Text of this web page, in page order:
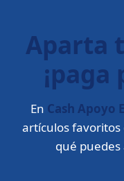
Aparta
¡paga
En Cash Apoyo
artículos favoritos
qué puedes